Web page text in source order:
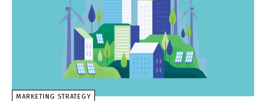
MARKETING STRATEGY